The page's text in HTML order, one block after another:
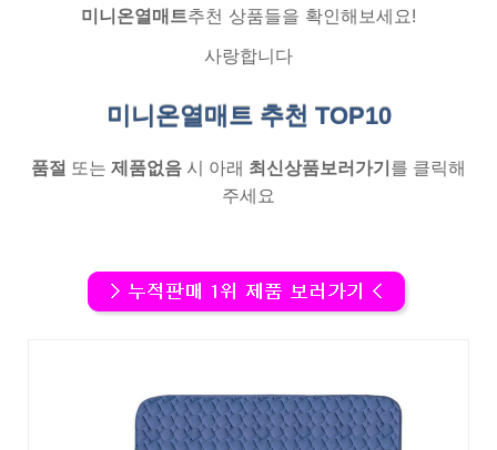
미니온열매트추천 상품들을 확인해보세요!
사랑합니다
미니온열매트 추천 TOP10
품절 또는 제품없음 시 아래 최신상품보러가기 를 클릭해
주세요